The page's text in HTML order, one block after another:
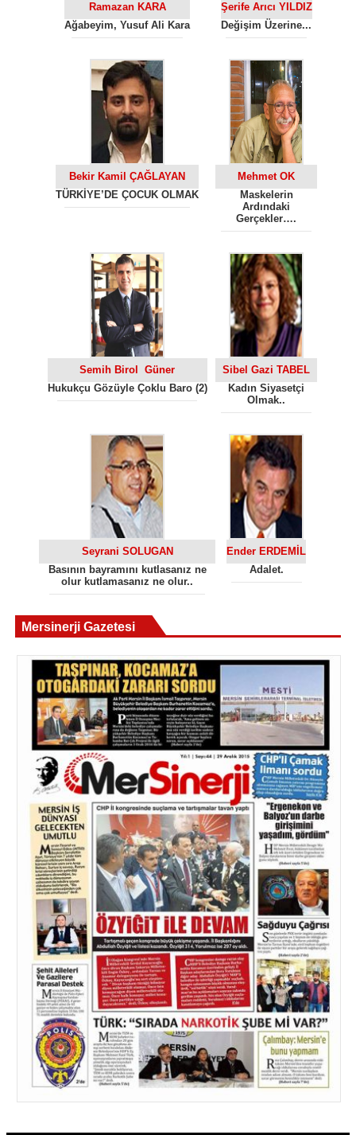
Ramazan KARA
Ağabeyim, Yusuf Ali Kara
Şerife Arıcı YILDIZ
Değişim Üzerine...
Bekir Kamil ÇAĞLAYAN
TÜRKİYE’DE ÇOCUK OLMAK
Mehmet OK
Maskelerin
Ardındaki
Gerçekler….
Semih Birol Güner
Hukukçu Gözüyle Çoklu Baro (2)
Sibel Gazi TABEL
Kadın Siyasetçi
Olmak..
Seyrani SOLUGAN
Basının bayramını kutlasanız ne
olur kutlamasanız ne olur..
Ender ERDEMİL
Adalet.
Mersinerji Gazetesi